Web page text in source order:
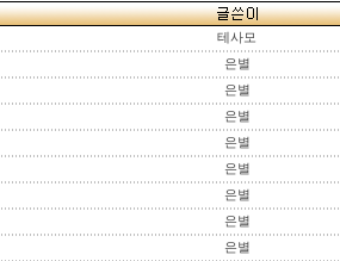
테사모
은별
은별
은별
은별
은별
은별
은별
은별